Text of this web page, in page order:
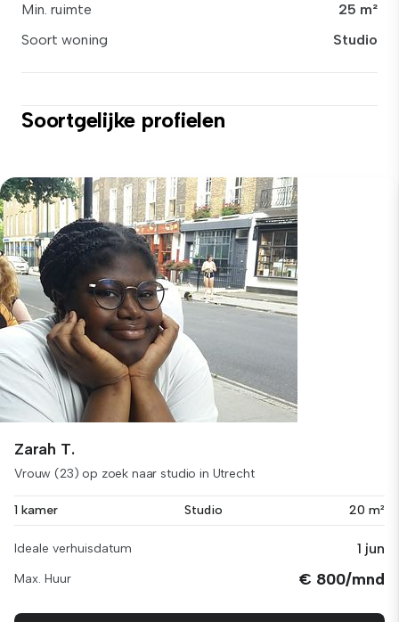
Min. ruimte
25 m²
Soort woning
Studio
Soortgelijke profielen
Zarah T.
Vrouw (23) op zoek naar studio in Utrecht
1 kamer Studio 20 m²
Ideale verhuisdatum 1 jun
Max. Huur € 800/mnd